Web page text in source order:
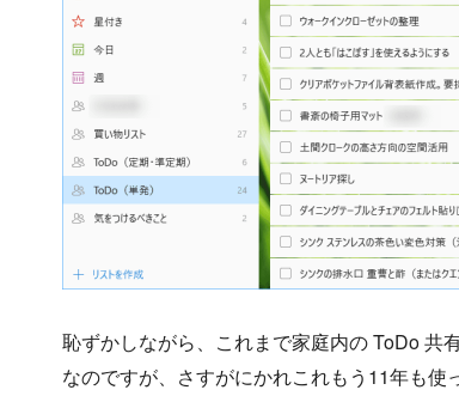
恥ずかしながら、これまで家庭内の ToDo 共
なのですが、さすがにかれこれもう11年も